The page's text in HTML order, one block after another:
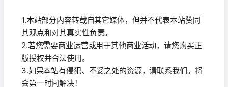
1.本站部分内容转载自其它媒体，但并不代表本站赞同
其观点和对其真实性负责。
2.若您需要商业运营或用于其他商业活动，请您购买正
版授权并合法使用。
3.如果本站有侵犯、不妥之处的资源，请联系我们。将
会第一时间解决！